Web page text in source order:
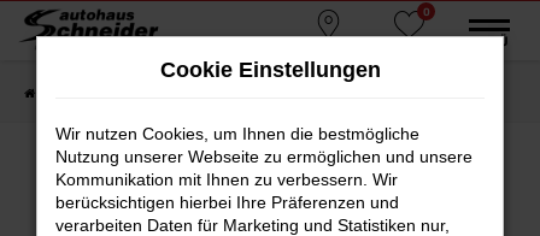
Zum
0
MENÜ
Fehler: Network Error
Cookie Einstellungen
Wir nutzen Cookies, um Ihnen die bestmögliche
Nutzung unserer Webseite zu ermöglichen und unsere
Kommunikation mit Ihnen zu verbessern. Wir
berücksichtigen hierbei Ihre Präferenzen und
verarbeiten Daten für Marketing und Statistiken nur,